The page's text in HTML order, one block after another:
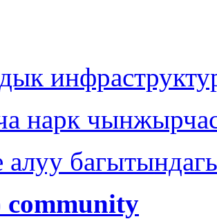
нарк
community